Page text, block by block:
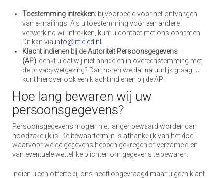
Toestemming intrekken: bijvoorbeeld voor het ontvangen
van e-mailings. Als u toestemming voor een andere
verwerking wil intrekken, kunt u contact met ons opnemen.
Dit kan via info@littleled.nl
Klacht indienen bij de Autoriteit Persoonsgegevens
(AP): denkt u dat wij niet handelen in overeenstemming met
de privacywetgeving? Dan horen we dat natuurlijk graag. U
kunt hierover ook een klacht indienen bij de AP.
Hoe lang bewaren wij uw
persoonsgegevens?
Persoonsgegevens mogen niet langer bewaard worden dan
noodzakelijk is. De bewaartermijn is afhankelijk van het doel
waarvoor we de gegevens hebben gekregen of verzameld en
van eventuele wettelijke plichten om gegevens te bewaren.
Indien u een offerte bij ons heeft opgevraagd maar u geen klant